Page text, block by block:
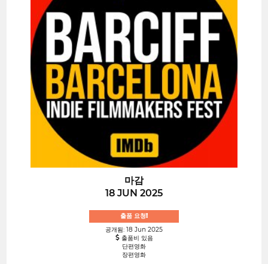
마감
18 JUN 2025
출품 요청!
공개됨: 18 Jun 2025
출품비 있음
단편영화
장편영화